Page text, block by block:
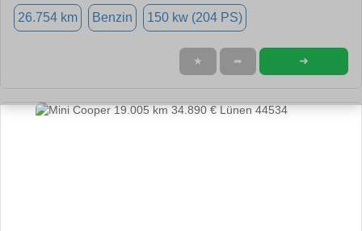
26.754 km Benzin 150 kw (204 PS)
★ ➦ ➜